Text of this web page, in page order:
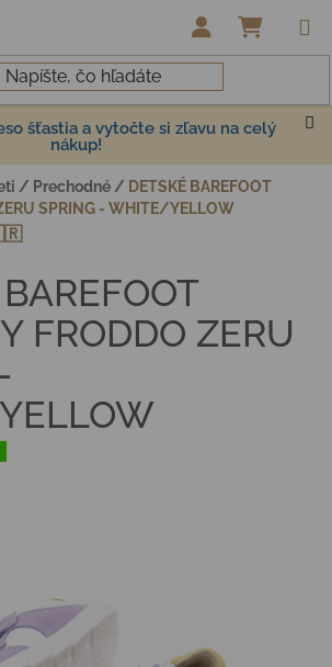
šťastia a vytočte si zľavu na celý
nákup!
/ Prechodné / DETSKÉ BAREFOOT
SPRING - WHITE/YELLOW
FRODDO ZERU